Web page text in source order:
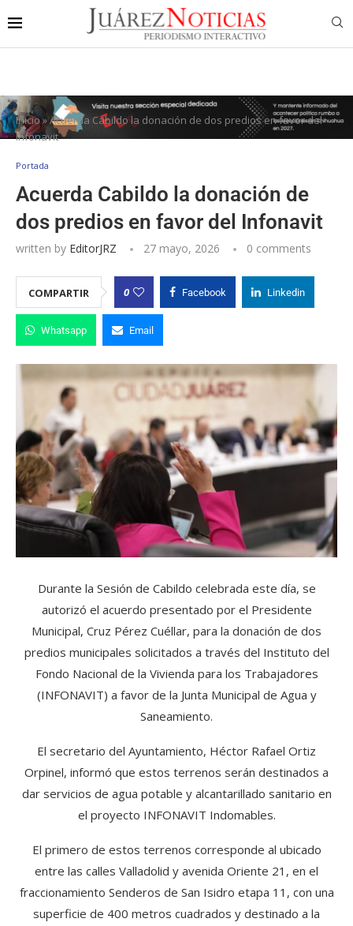
Inicio»Acuerda Cabildo la donación de dos predios en favor del
Infonavit
Portada
Acuerda Cabildo la donación de
dos predios en favor del Infonavit
written by EditorJRZ 27 mayo, 2026 0 comments
COMPARTIR 0 Facebook Linkedin
Whatsapp Email
Durante la Sesión de Cabildo celebrada este día, se
autorizó el acuerdo presentado por el Presidente
Municipal, Cruz Pérez Cuéllar, para la donación de dos
predios municipales solicitados a través del Instituto del
Fondo Nacional de la Vivienda para los Trabajadores
(INFONAVIT) a favor de la Junta Municipal de Agua y
Saneamiento.
El secretario del Ayuntamiento, Héctor Rafael Ortiz
Orpinel, informó que estos terrenos serán destinados a
dar servicios de agua potable y alcantarillado sanitario en
el proyecto INFONAVIT Indomables.
El primero de estos terrenos corresponde al ubicado
entre las calles Valladolid y avenida Oriente 21, en el
fraccionamiento Senderos de San Isidro etapa 11, con una
superficie de 400 metros cuadrados y destinado a la